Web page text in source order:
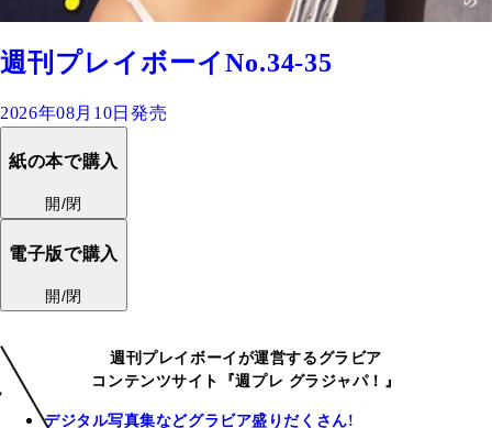
週刊プレイボーイNo.34-35
2026年08月10日発売
紙の本で購入
開/閉
電子版で購入
開/閉
週刊プレイボーイが運営するグラビア
コンテンツサイト『週プレ グラジャパ！』
デジタル写真集などグラビア盛りだくさん!